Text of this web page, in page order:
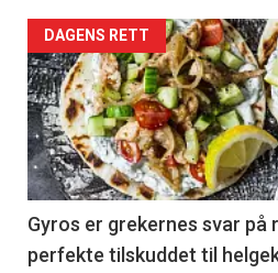
Forsiden
akkurat
nå
-
6
DAGENS RETT
Gyros er grekernes svar
perfekte tilskuddet til